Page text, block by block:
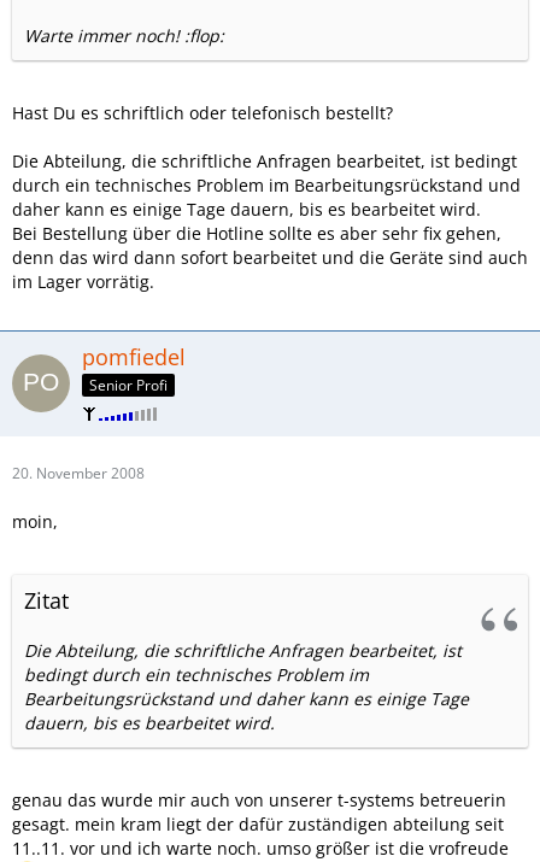
Warte immer noch! :flop:
Hast Du es schriftlich oder telefonisch bestellt?
Die Abteilung, die schriftliche Anfragen bearbeitet, ist bedingt
durch ein technisches Problem im Bearbeitungsrückstand und
daher kann es einige Tage dauern, bis es bearbeitet wird.
Bei Bestellung über die Hotline sollte es aber sehr fix gehen,
denn das wird dann sofort bearbeitet und die Geräte sind auch
im Lager vorrätig.
pomfiedel
Senior Profi
20. November 2008
moin,
Zitat
Die Abteilung, die schriftliche Anfragen bearbeitet, ist
bedingt durch ein technisches Problem im
Bearbeitungsrückstand und daher kann es einige Tage
dauern, bis es bearbeitet wird.
genau das wurde mir auch von unserer t-systems betreuerin
gesagt. mein kram liegt der dafür zuständigen abteilung seit
11..11. vor und ich warte noch. umso größer ist die vrofreude